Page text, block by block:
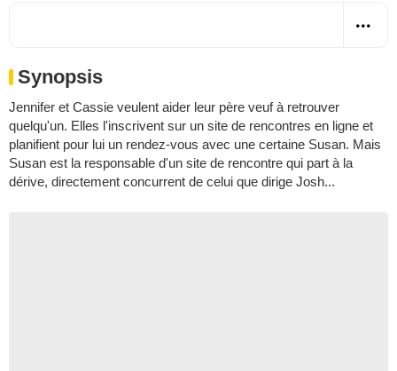
Synopsis
Jennifer et Cassie veulent aider leur père veuf à retrouver
quelqu'un. Elles l'inscrivent sur un site de rencontres en ligne et
planifient pour lui un rendez-vous avec une certaine Susan. Mais
Susan est la responsable d'un site de rencontre qui part à la
dérive, directement concurrent de celui que dirige Josh...